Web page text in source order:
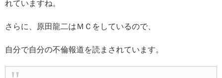
れていますね。
さらに、原田龍二はＭＣをしているので、
自分で自分の不倫報道を読まされています。